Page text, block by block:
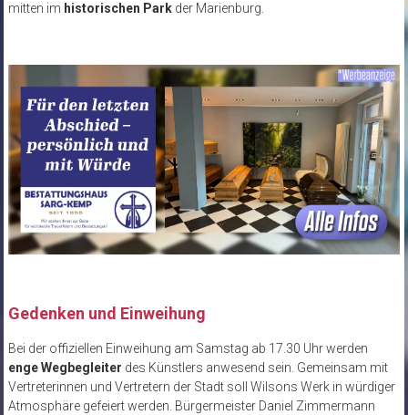
mitten im historischen Parkder Marienburg.
Gedenken und Einweihung
Bei der offiziellen Einweihung am Samstag ab 17.30 Uhr werden
enge Wegbegleiter des Künstlers anwesend sein. Gemeinsam mit
Vertreterinnen und Vertretern der Stadt soll Wilsons Werk in würdiger
Atmosphäre gefeiert werden. Bürgermeister Daniel Zimmermann